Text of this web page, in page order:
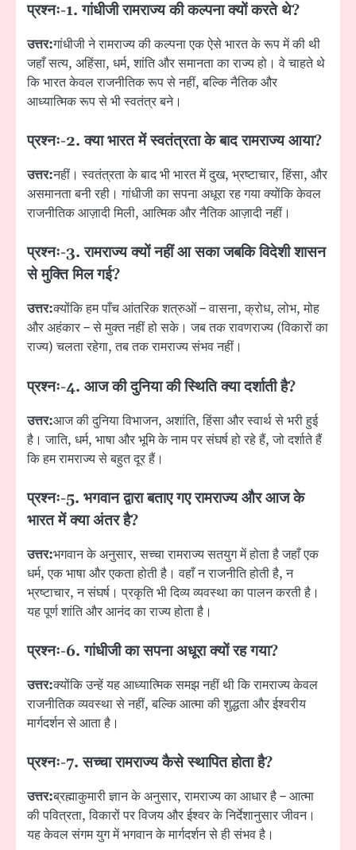
प्रश्नः-1. गांधीजी रामराज्य की कल्पना क्यों करते थे?
उत्तर:गांधीजी ने रामराज्य की कल्पना एक ऐसे भारत के रूप में की थी
जहाँ सत्य, अहिंसा, धर्म, शांति और समानता का राज्य हो। वे चाहते थे
कि भारत केवल राजनीतिक रूप से नहीं, बल्कि नैतिक और
आध्यात्मिक रूप से भी स्वतंत्र बने।
प्रश्नः-2. क्या भारत में स्वतंत्रता के बाद रामराज्य आया?
उत्तर:नहीं। स्वतंत्रता के बाद भी भारत में दुख, भ्रष्टाचार, हिंसा, और
असमानता बनी रही। गांधीजी का सपना अधूरा रह गया क्योंकि केवल
राजनीतिक आज़ादी मिली, आत्मिक और नैतिक आज़ादी नहीं।
प्रश्नः-3. रामराज्य क्यों नहीं आ सका जबकि विदेशी शासन
से मुक्ति मिल गई?
उत्तर:क्योंकि हम पाँच आंतरिक शत्रुओं – वासना, क्रोध, लोभ, मोह
और अहंकार – से मुक्त नहीं हो सके। जब तक रावणराज्य (विकारों का
राज्य) चलता रहेगा, तब तक रामराज्य संभव नहीं।
प्रश्नः-4. आज की दुनिया की स्थिति क्या दर्शाती है?
उत्तर:आज की दुनिया विभाजन, अशांति, हिंसा और स्वार्थ से भरी हुई
है। जाति, धर्म, भाषा और भूमि के नाम पर संघर्ष हो रहे हैं, जो दर्शाते हैं
कि हम रामराज्य से बहुत दूर हैं।
प्रश्नः-5. भगवान द्वारा बताए गए रामराज्य और आज के
भारत में क्या अंतर है?
उत्तर:भगवान के अनुसार, सच्चा रामराज्य सतयुग में होता है जहाँ एक
धर्म, एक भाषा और एकता होती है। वहाँ न राजनीति होती है, न
भ्रष्टाचार, न संघर्ष। प्रकृति भी दिव्य व्यवस्था का पालन करती है।
यह पूर्ण शांति और आनंद का राज्य होता है।
प्रश्नः-6. गांधीजी का सपना अधूरा क्यों रह गया?
उत्तर:क्योंकि उन्हें यह आध्यात्मिक समझ नहीं थी कि रामराज्य केवल
राजनीतिक व्यवस्था से नहीं, बल्कि आत्मा की शुद्धता और ईश्वरीय
मार्गदर्शन से आता है।
प्रश्नः-7. सच्चा रामराज्य कैसे स्थापित होता है?
उत्तर:ब्रह्माकुमारी ज्ञान के अनुसार, रामराज्य का आधार है – आत्मा
की पवित्रता, विकारों पर विजय और ईश्वर के निर्देशानुसार जीवन।
यह केवल संगम युग में भगवान के मार्गदर्शन से ही संभव है।